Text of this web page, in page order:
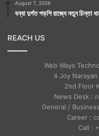
August 7, 2026
বন্যা দুর্গত পড়শি রাজ্যে নতুন চিন্তা
REACH US
Web Ways
4 Joy Narayan
2nd Floor
News Desk :
General /
Career :
Call :